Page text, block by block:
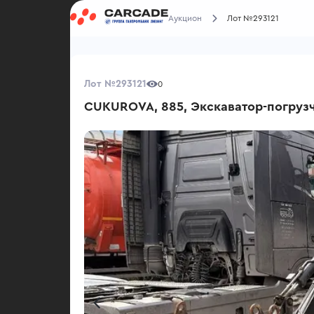
Аукцион Лот №293121
Лот №293121 0
CUKUROVA, 885, Экскаватор-